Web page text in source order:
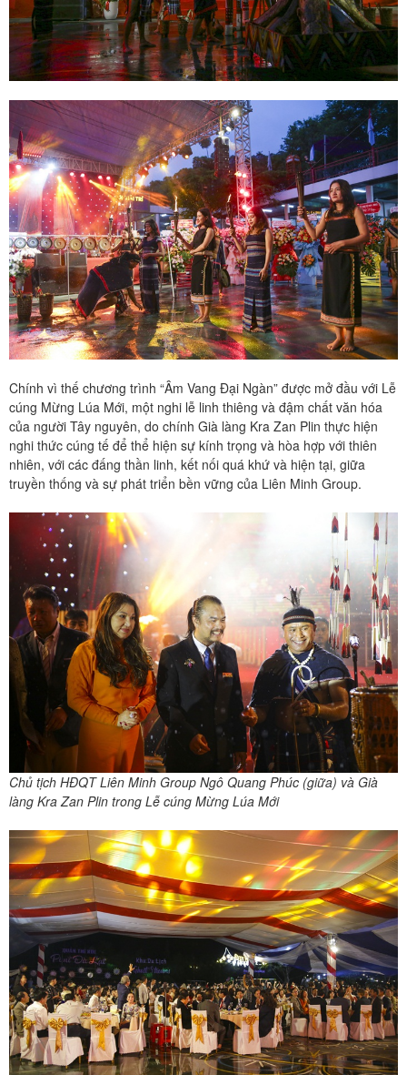
Chính vì thế chương trình “Âm Vang Đại Ngàn” được mở đầu với Lễ
cúng Mừng Lúa Mới, một nghi lễ linh thiêng và đậm chất văn hóa
của người Tây nguyên, do chính Già làng Kra Zan Plin thực hiện
nghi thức cúng tế để thể hiện sự kính trọng và hòa hợp với thiên
nhiên, với các đấng thần linh, kết nối quá khứ và hiện tại, giữa
truyền thống và sự phát triển bền vững của Liên Minh Group.
Chủ tịch HĐQT Liên Minh Group Ngô Quang Phúc (giữa) và Già
làng Kra Zan Plin trong Lễ cúng Mừng Lúa Mới